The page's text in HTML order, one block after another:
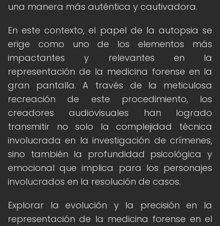
una manera más auténtica y cautivadora.
En este contexto, el papel de la autopsia se
erige como uno de los elementos más
impactantes y relevantes en la
representación de la medicina forense en la
gran pantalla. A través de la meticulosa
recreación de este procedimiento, los
creadores audiovisuales han logrado
transmitir no solo la complejidad técnica
involucrada en la investigación de crímenes,
sino también la profundidad psicológica y
emocional que implica para los personajes
involucrados en la resolución de casos.
Explorar la evolución y la precisión en la
representación de la medicina forense en el